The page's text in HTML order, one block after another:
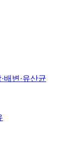
배변·유산균